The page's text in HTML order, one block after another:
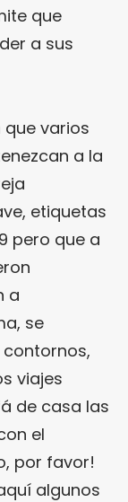
que
a sus
varios
a la
etiquetas
pero que a
a
se
viajes
de casa las
el
por favor!
algunos